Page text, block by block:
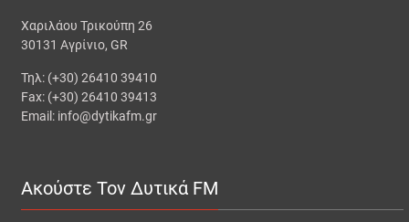
Χαριλάου Τρικούπη 26
30131 Αγρίνιο, GR
Τηλ: (+30) 26410 39410
Fax: (+30) 26410 39413
Email: info@dytikafm.gr
Ακούστε Τον Δυτικά FM